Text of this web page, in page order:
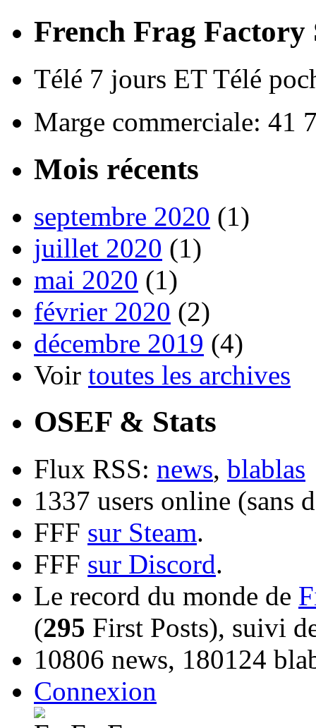
French Frag Factory
Télé 7 jours ET Télé
Marge commerciale: 41
Mois récents
septembre 2020 (1)
juillet 2020 (1)
mai 2020 (1)
février 2020 (2)
décembre 2019 (4)
Voir toutes les archives
OSEF & Stats
Flux RSS: news, blablas
1337 users online (sans
FFF sur Steam.
FFF sur Discord.
Le record du monde de
(295 First Posts), suivi
10806 news, 180124
Connexion